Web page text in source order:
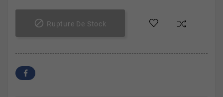
 Rupture De Stock